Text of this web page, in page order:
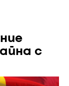
с